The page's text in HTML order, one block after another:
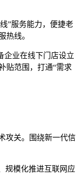
”服务能力，便捷老
热线。
企业在线下门店设立
贴范围，打通“需求
攻关。围绕新一代信
规模化推进互联网应